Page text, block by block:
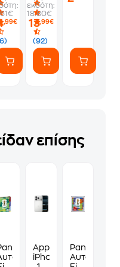
να
,99€
(92)
εκδότη:
18.80€
13,99€
επίσης
Apple
iPhone
Panini